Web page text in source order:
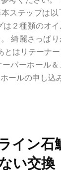
ステップは
２種類のオ
綺麗さっぱ
とはリテーナ
バーホール
ールの申し込
イン石
い交換